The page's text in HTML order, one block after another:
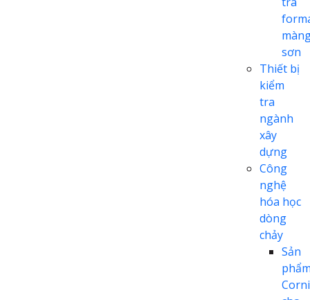
sơn
Thiết bị
kiểm
tra
ngành
xây
dựng
Công
nghệ
hóa học
dòng
chảy
Sản